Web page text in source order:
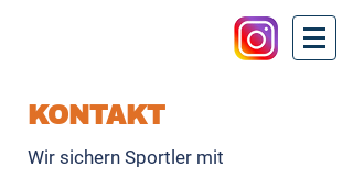
KONTAKT
Wir sichern Sportler mit